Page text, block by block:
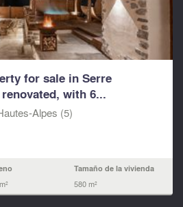
for sale in Serre
with 6...
Alpes (5)
Tamaño de la vivienda
580 m²